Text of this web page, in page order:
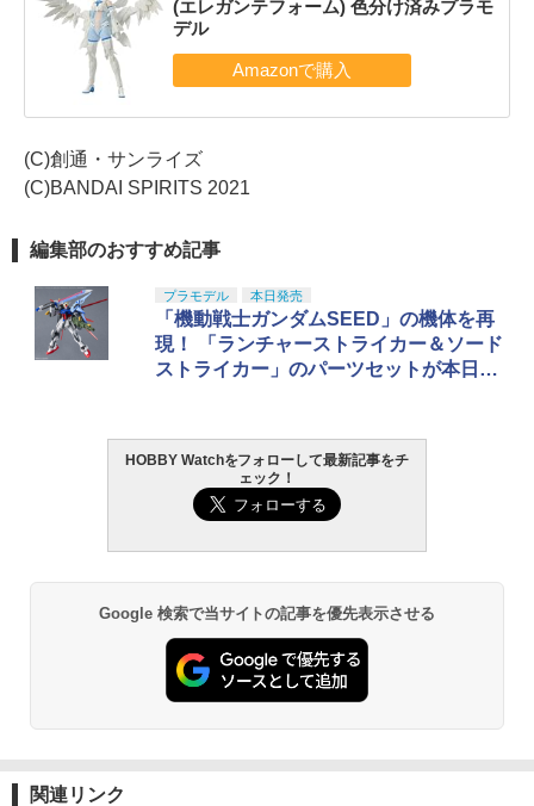
(エレガンテフォーム) 色分け済みプラモ
デル
(C)創通・サンライズ
(C)BANDAI SPIRITS 2021
編集部のおすすめ記事
プラモデル 本日発売
「機動戦士ガンダムSEED」の機体を再
現！ 「ランチャーストライカー＆ソード
ストライカー」のパーツセットが本日発
HOBBY Watchをフォローして最新記事をチ
ェック！
Google 検索で当サイトの記事を優先表示させる
関連リンク